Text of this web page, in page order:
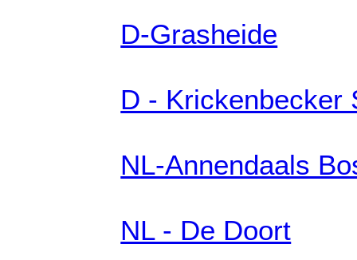
D-Grasheide
D - Krickenbecker
NL-Annendaals
NL - De Doort